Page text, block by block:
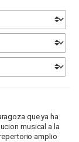
que ya ha
musical a la
amplio